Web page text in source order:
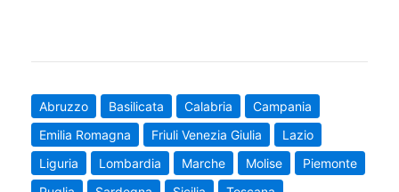
Abruzzo Basilicata Calabria
Campania
Emilia Romagna
Friuli Venezia Giulia
Lazio
Liguria
Lombardia Marche Molise
Piemonte